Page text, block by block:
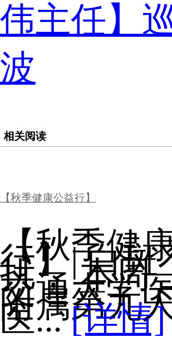
伟主任】
波
相关阅读
【秋季健康公益行】
【秋季健
行】| 白斑
扰， 本周
交通大学
附属第九
医...[详情]